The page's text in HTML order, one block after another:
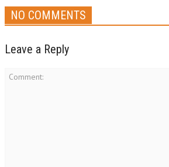
NO COMMENTS
Leave a Reply